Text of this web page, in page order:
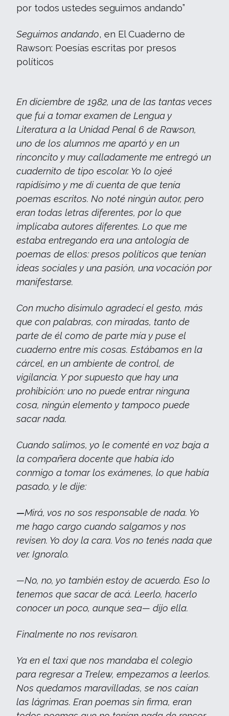
por todos ustedes seguimos andando”
Seguimos andando, en El Cuaderno de
Rawson: Poesías escritas por presos
políticos
En diciembre de 1982, una de las tantas veces
que fui a tomar examen de Lengua y
Literatura a la Unidad Penal 6 de Rawson,
uno de los alumnos me apartó y en un
rinconcito y muy calladamente me entregó un
cuadernito de tipo escolar. Yo lo ojeé
rapidísimo y me di cuenta de que tenía
poemas escritos. No noté ningún autor, pero
eran todas letras diferentes, por lo que
implicaba autores diferentes. Lo que me
estaba entregando era una antología de
poemas de ellos: presos políticos que tenían
ideas sociales y una pasión, una vocación por
manifestarse.
Con mucho disimulo agradecí el gesto, más
que con palabras, con miradas, tanto de
parte de él como de parte mía y puse el
cuaderno entre mis cosas. Estábamos en la
cárcel, en un ambiente de control, de
vigilancia. Y por supuesto que hay una
prohibición: uno no puede entrar ninguna
cosa, ningún elemento y tampoco puede
sacar nada.
Cuando salimos, yo le comenté en voz baja a
la compañera docente que había ido
conmigo a tomar los exámenes, lo que había
pasado, y le dije:
—Mirá, vos no sos responsable de nada. Yo
me hago cargo cuando salgamos y nos
revisen. Yo doy la cara. Vos no tenés nada que
ver. Ignoralo.
—No, no, yo también estoy de acuerdo. Eso lo
tenemos que sacar de acá. Leerlo, hacerlo
conocer un poco, aunque sea— dijo ella.
Finalmente no nos revisaron.
Ya en el taxi que nos mandaba el colegio
para regresar a Trelew, empezamos a leerlos.
Nos quedamos maravilladas, se nos caían
las lágrimas. Eran poemas sin firma, eran